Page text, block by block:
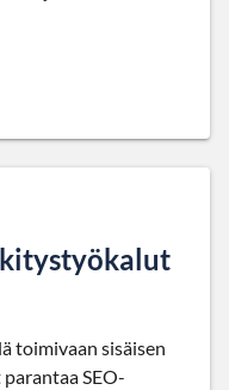
toimivaan sisäisen
SEO-